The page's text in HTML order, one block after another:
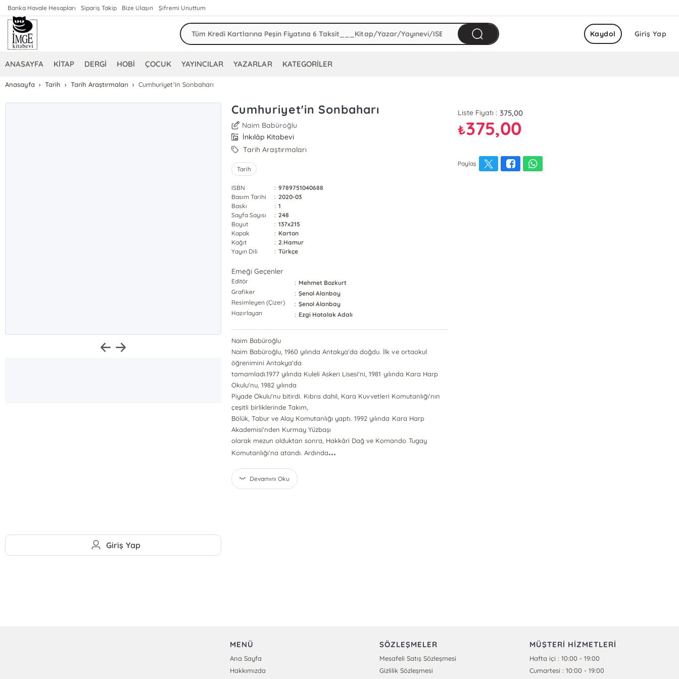
Banka Havale Hesapları Sipariş Takip Bize Ulaşın Şifremi Unuttum
Giriş Yap
Kaydol
ANASAYFA KİTAP DERGİ HOBİ ÇOCUK YAYINCILAR YAZARLAR KATEGORİLER
Anasayfa Tarih Tarih Araştırmaları Cumhuriyet'in Sonbaharı
Cumhuriyet'in Sonbaharı
Naim Babüroğlu
İnkılâp Kitabevi
Tarih Araştırmaları
Tarih
ISBN : 9789751040688
Basım Tarihi
: 2020-03
Baskı
: 1
Sayfa Sayısı
: 248
Boyut
: 137x215
Kapak
: Karton
Kağıt
: 2.Hamur
Yayın Dili
: Türkçe
Emeği Geçenler
Editör : Mehmet Bozkurt
Grafiker
: Şenol Alanbay
Resimleyen (Çizer)
: Şenol Alanbay
Hazırlayan
: Ezgi Hotalak Adalı
Naim Babüroğlu
Naim Babüroğlu, 1960 yılında Antakya'da doğdu. İlk ve ortaokul
öğrenimini Antakya'da
tamamladı.1977 yılında Kuleli Askeri Lisesi'ni, 1981 yılında Kara Harp
Okulu'nu, 1982 yılında
Piyade Okulu'nu bitirdi. Kıbrıs dahil, Kara Kuvvetleri Komutanlığı'nın
çeşitli birliklerinde Takım,
Bölük, Tabur ve Alay Komutanlığı yaptı. 1992 yılında Kara Harp
Akademisi'nden Kurmay Yüzbaşı
olarak mezun olduktan sonra, Hakkâri Dağ ve Komando Tugay
Komutanlığı'na atandı. Ardında...
Devamını Oku
Liste Fiyatı : 375,00
₺375,00
Paylaş
Giriş Yap
MENÜ
Ana Sayfa
Hakkımızda
SÖZLEŞMELER
Mesafeli Satış Sözleşmesi
Gizlilik Sözleşmesi
MÜŞTERİ HİZMETLERİ
Hafta içi : 10:00 - 19:00
Cumartesi : 10:00 - 19:00